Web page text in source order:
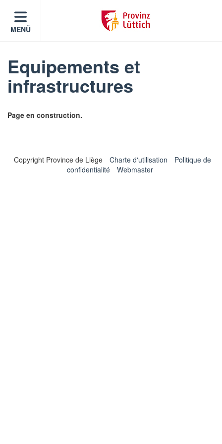
MENÜ
Equipements et
infrastructures
Page en construction.
Copyright Province de Liège Charte d'utilisation
Politique de
confidentialité
Webmaster